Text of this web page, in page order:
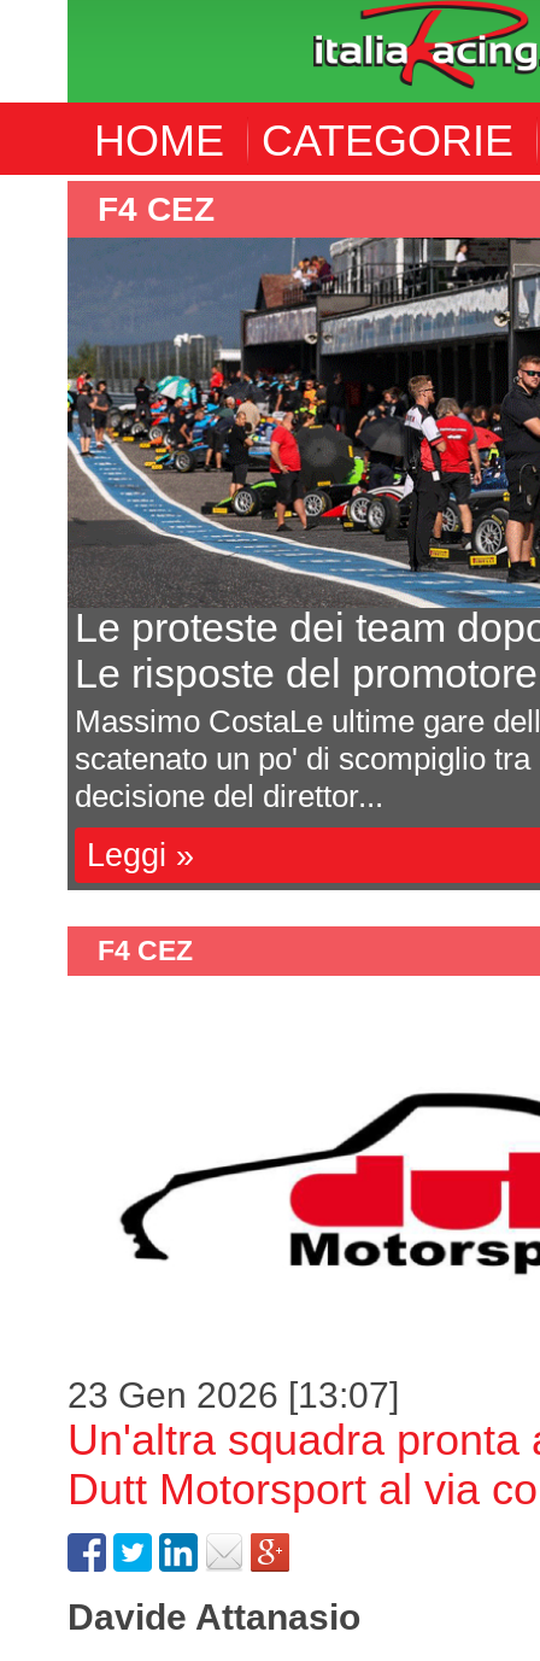
HOME CATEGORIE
F4 CEZ
Le proteste dei team
Le risposte del
Massimo CostaLe ultime gare
scatenato un po' di scompiglio
decisione del direttor...
Leggi »
F4 CEZ
23 Gen 2026 [13:07]
Un'altra squadra pronta
Dutt Motorsport al via
Davide Attanasio